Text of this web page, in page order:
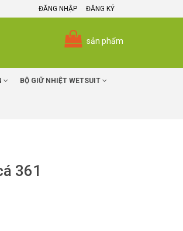
ĐĂNG NHẬP ĐĂNG KÝ
sản phẩm
BỘ GIỮ NHIỆT WETSUIT
361